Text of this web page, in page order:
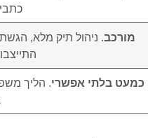
מורכב. ניהול תיק מלא,
כמעט בלתי אפשרי. הליך